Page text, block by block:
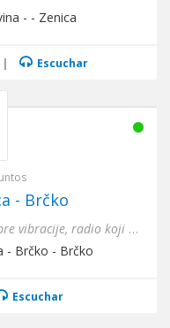
- - Zenica
| Escuchar
- Brčko
Radio za sve generacije 24 sata dobre vibracije, radio koji se voli i sluša! Žanr: folk, pop, rock, izvorna
- Brčko - Brčko
Escuchar